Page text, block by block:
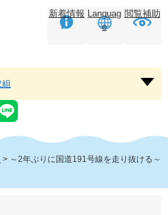
新着情報 Languag
e
閲覧補助
ー
を
> ～2年ぶりに国道191号線を走り抜ける～